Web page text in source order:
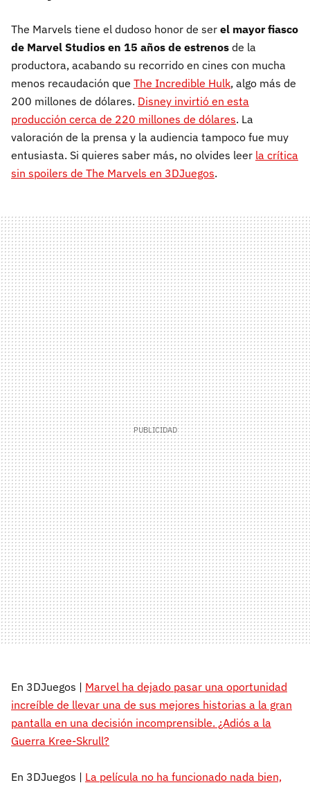
The Marvels tiene el dudoso honor de ser el mayor fiasco
de Marvel Studios en 15 años de estrenos de la
productora, acabando su recorrido en cines con mucha
menos recaudación que The Incredible Hulk, algo más de
200 millones de dólares. Disney invirtió en esta
producción cerca de 220 millones de dólares. La
valoración de la prensa y la audiencia tampoco fue muy
entusiasta. Si quieres saber más, no olvides leer la crítica
sin spoilers de The Marvels en 3DJuegos.
En 3DJuegos | Marvel ha dejado pasar una oportunidad
increíble de llevar una de sus mejores historias a la gran
pantalla en una decisión incomprensible. ¿Adiós a la
Guerra Kree-Skrull?
En 3DJuegos | La película no ha funcionado nada bien,